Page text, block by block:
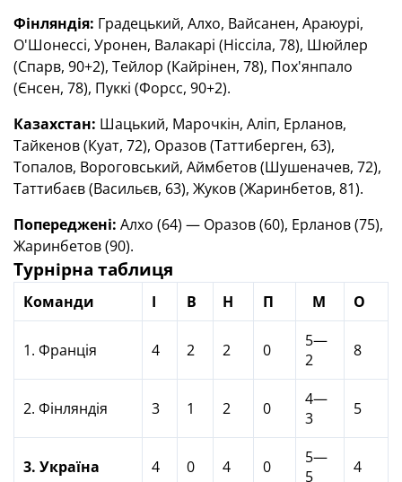
Фінляндія: Градецький, Алхо, Вайсанен, Араюурі,
О'Шонессі, Уронен, Валакарі (Ніссіла, 78), Шюйлер
(Спарв, 90+2), Тейлор (Кайрінен, 78), Пох'янпало
(Єнсен, 78), Пуккі (Форсс, 90+2).
Казахстан: Шацький, Марочкін, Аліп, Ерланов,
Тайкенов (Куат, 72), Оразов (Таттиберген, 63),
Топалов, Вороговський, Аймбетов (Шушеначев, 72),
Таттибаєв (Васильєв, 63), Жуков (Жаринбетов, 81).
Попереджені: Алхо (64) — Оразов (60), Ерланов (75),
Жаринбетов (90).
Турнірна таблиця
Команди І В Н П М О
1. Франція 4 2 2 0
5—
2
8
2. Фінляндія 3 1 2 0
4—
3
5
3. Україна 4 0 4 0
5—
5
4